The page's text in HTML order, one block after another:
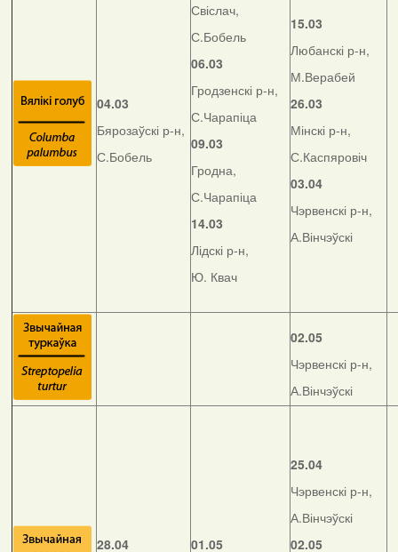
04.03
Бярозаўскі р-н,
С.Бобель
Свіслач,
С.Бобель
06.03
Гродзенскі р-н,
С.Чарапіца
09.03
Гродна,
С.Чарапіца
14.03
Лідскі р-н,
Ю. Квач
15.03
Любанскі р-н,
М.Верабей
26.03
Мінскі р-н,
С.Каспяровіч
03.04
Чэрвенскі р-н,
А.Вінчэўскі
02.05
Чэрвенскі р-н,
А.Вінчэўскі
28.04
01.05
25.04
Чэрвенскі р-н,
А.Вінчэўскі
02.05